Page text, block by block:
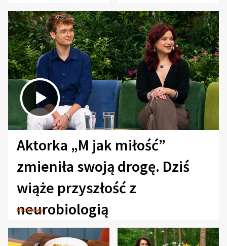
Aktorka „M jak miłość”
zmieniła swoją drogę. Dziś
wiąże przyszłość z
neurobiologią
Rozmowy